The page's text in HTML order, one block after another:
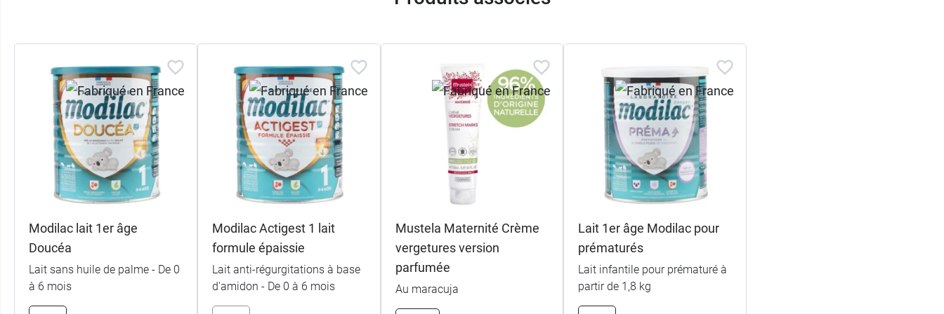
Parce que prendre soin de l'environnement fait partie de nos priorités depuis plus de 40 ans, Laboratoire Modilac s'engage à innover en faveur
d'un monde plus durable - notamment par le choix de nos emballages :
Gélule végétale
Etui en carton
et pilulier en verre
Poids net :33 g
Le Laboratoire Modilac propose aussi des laits infantiles pour tous les âges comme le lait 6-12 mois Modilac Précision
Conditionnement : 60 gélules végétales - 1 mois
Modilac lait 1er âge
Doucéa
Lait sans huile de palme - De 0
à 6 mois
Modilac Actigest 1 lait
formule épaissie
Lait anti-régurgitations à base
d'amidon - De 0 à 6 mois
Mustela Maternité Crème
vergetures version
parfumée
Au maracuja
Lait 1er âge Modilac pour
prématurés
Lait infantile pour prématuré à
partir de 1,8 kg